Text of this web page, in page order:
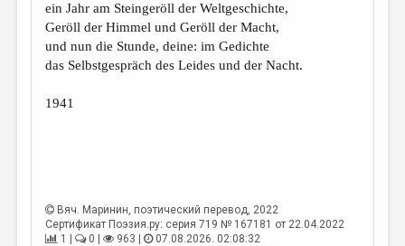
ein Jahr am Steingeröll der Weltgeschichte,
Geröll der Himmel und Geröll der Macht,
und nun die Stunde, deine: im Gedichte
das Selbstgespräch des Leides und der Nacht.
1941
Вяч. Маринин, поэтический перевод, 2022
Сертификат Поэзия.ру: серия 719 № 167181 от 22.04.2022
1 |
0 | 963 |
07.08.2026. 02:08:32